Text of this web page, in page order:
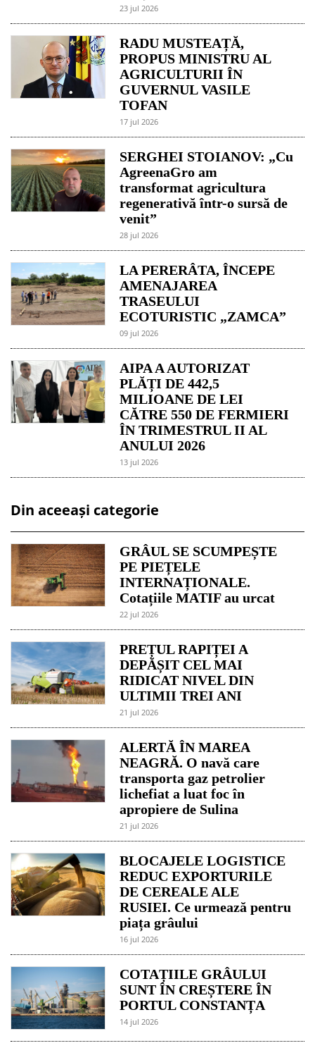
23 jul 2026
RADU MUSTEAȚĂ,
PROPUS MINISTRU AL
AGRICULTURII ÎN
GUVERNUL VASILE
TOFAN
17 jul 2026
SERGHEI STOIANOV: „Cu
AgreenaGro am
transformat agricultura
regenerativă într-o sursă de
venit”
28 jul 2026
LA PERERÂTA, ÎNCEPE
AMENAJAREA
TRASEULUI
ECOTURISTIC „ZAMCA”
09 jul 2026
AIPA A AUTORIZAT
PLĂȚI DE 442,5
MILIOANE DE LEI
CĂTRE 550 DE FERMIERI
ÎN TRIMESTRUL II AL
ANULUI 2026
13 jul 2026
Din aceeași categorie
GRÂUL SE SCUMPEȘTE
PE PIEȚELE
INTERNAȚIONALE.
Cotațiile MATIF au urcat
22 jul 2026
PREȚUL RAPIȚEI A
DEPĂȘIT CEL MAI
RIDICAT NIVEL DIN
ULTIMII TREI ANI
21 jul 2026
ALERTĂ ÎN MAREA
NEAGRĂ. O navă care
transporta gaz petrolier
lichefiat a luat foc în
apropiere de Sulina
21 jul 2026
BLOCAJELE LOGISTICE
REDUC EXPORTURILE
DE CEREALE ALE
RUSIEI. Ce urmează pentru
piața grâului
16 jul 2026
COTAȚIILE GRÂULUI
SUNT ÎN CREȘTERE ÎN
PORTUL CONSTANȚA
14 jul 2026